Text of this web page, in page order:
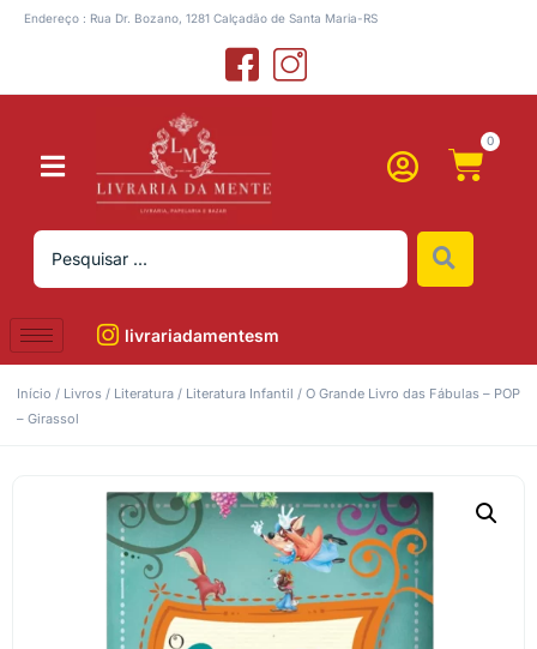
Endereço : Rua Dr. Bozano, 1281 Calçadão de Santa Maria-RS
0
livrariadamentesm
Início / Livros / Literatura / Literatura Infantil / O Grande Livro das Fábulas – POP
– Girassol